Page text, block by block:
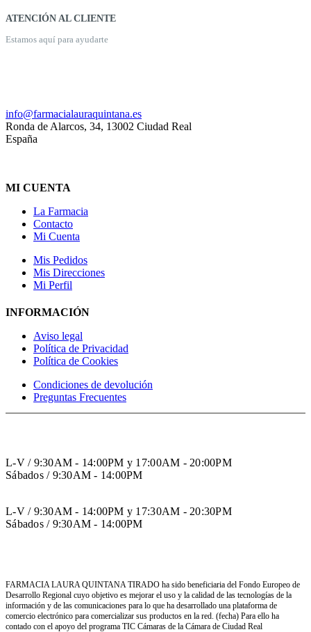
ATENCIÓN AL CLIENTE
Estamos aquí para ayudarte
info@farmacialauraquintana.es
Ronda de Alarcos, 34, 13002 Ciudad Real
España
MI CUENTA
La Farmacia
Contacto
Mi Cuenta
Mis Pedidos
Mis Direcciones
Mi Perfil
INFORMACIÓN
Aviso legal
Política de Privacidad
Política de Cookies
Condiciones de devolución
Preguntas Frecuentes
L-V / 9:30AM - 14:00PM y 17:00AM - 20:00PM
Sábados / 9:30AM - 14:00PM
L-V / 9:30AM - 14:00PM y 17:30AM - 20:30PM
Sábados / 9:30AM - 14:00PM
FARMACIA LAURA QUINTANA TIRADO ha sido beneficiaria del Fondo Europeo de
Desarrollo Regional cuyo objetivo es mejorar el uso y la calidad de las tecnologías de la
información y de las comunicaciones para lo que ha desarrollado una plataforma de
comercio electrónico para comercializar sus productos en la red. (fecha) Para ello ha
contado con el apoyo del programa TIC Cámaras de la Cámara de Ciudad Real